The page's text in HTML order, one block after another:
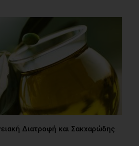
Διατροφή και Σακχαρώδης